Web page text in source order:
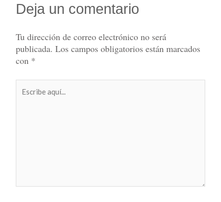
Deja un comentario
Tu dirección de correo electrónico no será
publicada. Los campos obligatorios están marcados
con *
aquí...